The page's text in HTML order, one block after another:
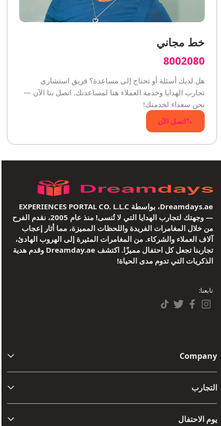
خط مجاني
8002080
هل لديك أسئلة أو تحتاج إلى مساعدة؟ فريق استشاري
تجارب الهدايا وخدمة العملاء هنا لمساعدتك. اتصل بنا الآن —
نحن سعداء لخدمتك!
اتصل الآن
Dreamdays.ae، بواسطة EXPERIENCES PORTAL CO. L.L.C
— وجهتك لتجارب الهدايا التي لا تُنسى! منذ عام 2005، نقدم الفرح
من خلال المغامرات الفريدة واللحظات المميزة، مما أثار إعجاب
آلاف العملاء والشركاء. من المغامرات المثيرة إلى الهروب الهادئ،
تجاربنا تجعل كل احتفال مميزًا. اكتشف Dreamday.ae وقدم هدية
الذكريات التي تدوم مدى الحياة!
تابعنا:
Company
الشروط والأحكام
التجارب
يوم الاحتفال